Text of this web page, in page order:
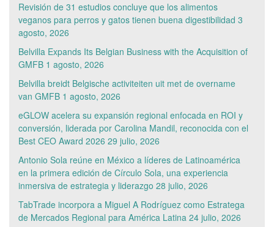
Revisión de 31 estudios concluye que los alimentos
veganos para perros y gatos tienen buena digestibilidad 3
agosto, 2026
Belvilla Expands Its Belgian Business with the Acquisition of
GMFB 1 agosto, 2026
Belvilla breidt Belgische activiteiten uit met de overname
van GMFB 1 agosto, 2026
eGLOW acelera su expansión regional enfocada en ROI y
conversión, liderada por Carolina Mandil, reconocida con el
Best CEO Award 2026 29 julio, 2026
Antonio Sola reúne en México a líderes de Latinoamérica
en la primera edición de Círculo Sola, una experiencia
inmersiva de estrategia y liderazgo 28 julio, 2026
TabTrade incorpora a Miguel A Rodríguez como Estratega
de Mercados Regional para América Latina 24 julio, 2026